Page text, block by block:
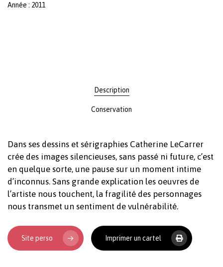
Votre panier est vide.
Année : 2011
Description
Conservation
Dans ses dessins et sérigraphies Catherine LeCarrer
crée des images silencieuses, sans passé ni future, c’est
en quelque sorte, une pause sur un moment intime
d’inconnus. Sans grande explication les oeuvres de
l’artiste nous touchent, la fragilité des personnages
nous transmet un sentiment de vulnérabilité.
Site perso Imprimer un cartel